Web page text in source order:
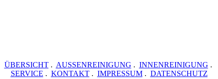
ÜBERSICHT. AUSSENREINIGUNG . INNENREINIGUNG .
SERVICE . KONTAKT. IMPRESSUM. DATENSCHUTZ